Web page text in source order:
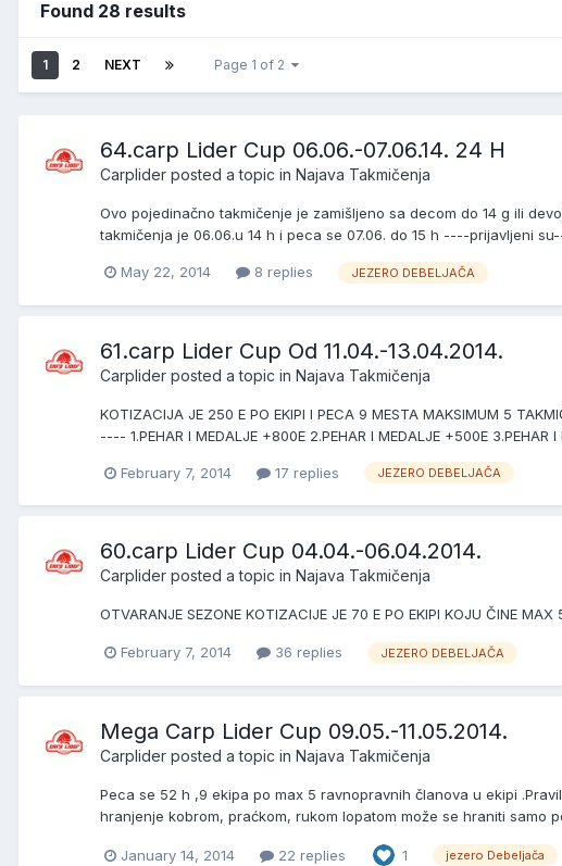
Found 28 results
1 2 NEXT Page 1 of 2
64.carp Lider Cup 06.06.-07.06.14. 24 H
Carplider posted a topic in Najava Takmičenja
Ovo pojedinačno takmičenje je zamišljeno sa decom do 14 g ili
takmičenja je 06.06.u 14 h i peca se 07.06. do 15 h ----prijavljeni
May 22, 2014 8 replies JEZERO DEBELJAČA
61.carp Lider Cup Od 11.04.-13.04.2014.
Carplider posted a topic in Najava Takmičenja
KOTIZACIJA JE 250 E PO EKIPI I PECA 9 MESTA MAKSIMUM 5
---- 1.PEHAR I MEDALJE +800E 2.PEHAR I MEDALJE +500E
February 7, 2014 17 replies JEZERO DEBELJAČA
60.carp Lider Cup 04.04.-06.04.2014.
Carplider posted a topic in Najava Takmičenja
OTVARANJE SEZONE KOTIZACIJE JE 70 E PO EKIPI KOJU ČINE MAX
February 7, 2014 36 replies JEZERO DEBELJAČA
Mega Carp Lider Cup 09.05.-11.05.2014.
Carplider posted a topic in Najava Takmičenja
Peca se 52 h ,9 ekipa po max 5 ravnopravnih članova u ekipi
hranjenje kobrom, praćkom, rukom lopatom može se hraniti samo
January 14, 2014 22 replies 1 jezero Debeljača